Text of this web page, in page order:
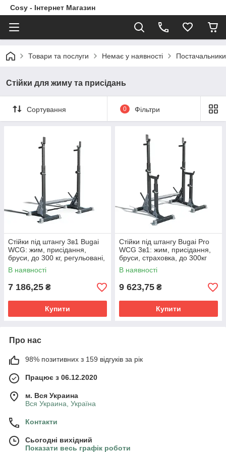
Cosy - Інтернет Магазин
Товари та послуги Немає у наявності Постачальники
Стійки для жиму та присідань
Сортування 0 Фільтри
Стійки під штангу 3в1 Bugai
WCG: жим, присідання,
бруси, до 300 кг, регульовані,
для дому та залу
В наявності
7 186,25 ₴
Купити
Стійки під штангу Bugai Pro
WCG 3в1: жим, присідання,
бруси, страховка, до 300кг
В наявності
9 623,75 ₴
Купити
Про нас
98% позитивних з 159 відгуків за рік
Працює з 06.12.2020
м. Вся Украина
Вся Украина, Україна
Контакти
Сьогодні вихідний
Показати весь графік роботи